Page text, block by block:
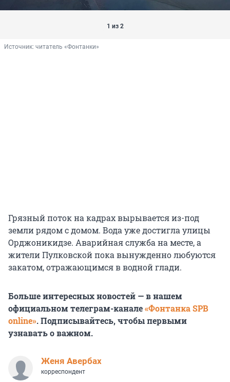
1 из 2
Источник: читатель «Фонтанки»
Грязный поток на кадрах вырывается из-под
земли рядом с домом. Вода уже достигла улицы
Орджоникидзе. Аварийная служба на месте, а
жители Пулковской пока вынужденно любуются
закатом, отражающимся в водной глади.
Больше интересных новостей — в нашем
официальном телеграм-канале«Фонтанка SPB
online». Подписывайтесь, чтобы первыми
узнавать о важном.
Женя Авербах
корреспондент